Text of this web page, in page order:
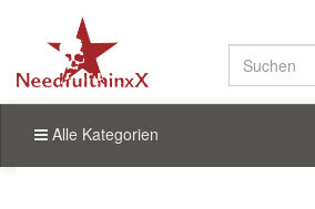
Alle Kategorien